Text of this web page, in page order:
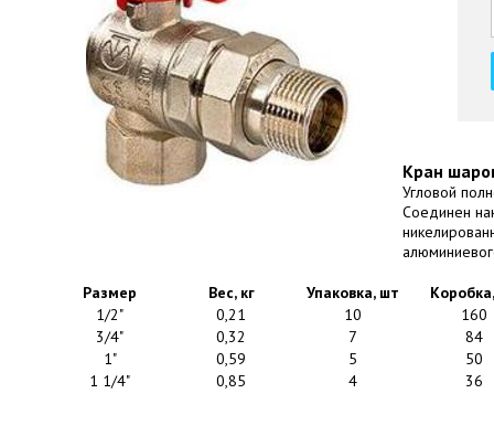
Кран
Угловой
Соединен
Размер Вес, кг Упаковка, шт
1/2"
0,21 10
160
3/4"
0,32 7
84
1"
0,59 5
50
1 1/4"
0,85 4 36